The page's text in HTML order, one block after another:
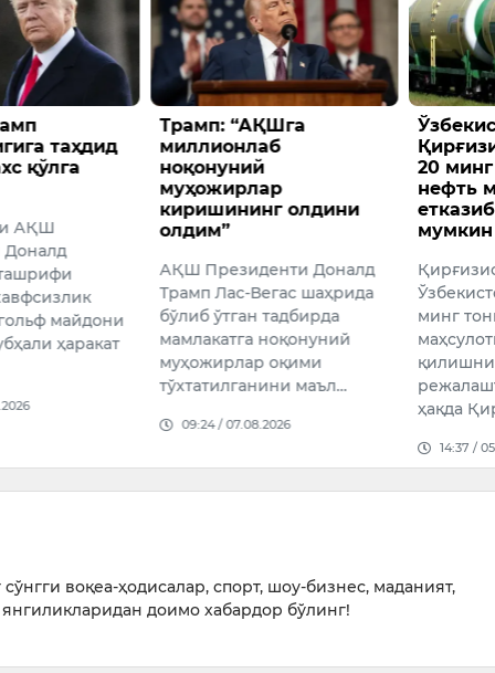
Доналд
шаҳрида
тадбирда
ноқонуний
Ўзбекистон
Қирғизистонга ойига
20 минг тоннага яқин
нефть маҳсулоти
етказиб бериши
мумкин
Қирғизистон
Ўзбекистондан ойига 20
минг тоннага яқин нефть
маҳсулоти импорт
қилишни
режалаштирмоқда. Бу
ишида
собиқ
Тарун
айбд…
16:25 /
воқеа-ҳодисалар, спорт, шоу-бизнес, маданият,
доимо хабардор бўлинг!